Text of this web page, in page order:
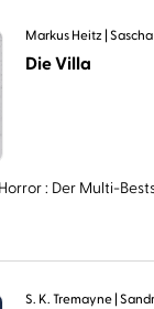
Markus Heitz
Die Villa
: Der Multi-
S. K. Tremayne